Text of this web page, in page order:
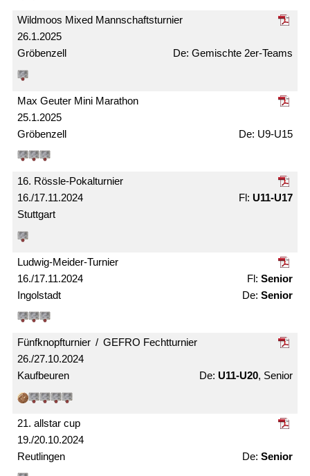
26.1.2025
Wildmoos Mixed Mann­schafts­turnier
Gröbenzell Gemischte 2er-Teams
25.1.2025
Max Geuter Mini Marathon
Gröbenzell U9-U15
16./17.11.2024
16. Rössle-Pokal­turnier
Stuttgart
U11-U17
16./17.11.2024
Ludwig-Meider-Turnier
Ingolstadt
Senior
Senior
26./27.10.2024
Fünfknopf­turnier / GEFRO Fecht­turnier
Kaufbeuren U11-U20, Senior
19./20.10.2024
21. allstar cup
Reutlingen Senior